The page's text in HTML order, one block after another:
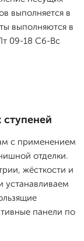
выполняется в
выполняются в
09-18 Сб-Вс
ступеней
с применением
отделки.
жёсткости и
устанавливаем
панели по